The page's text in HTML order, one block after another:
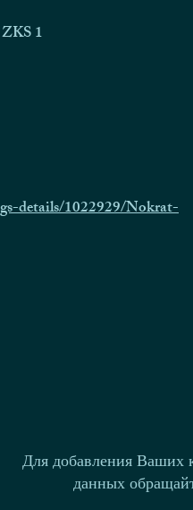
1
details/1022929/Nokrat-
Для добавления Ваших
данных